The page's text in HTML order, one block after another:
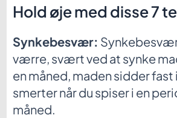
Hold øje med disse 7
Synkebesvær:
værre, svært ved at synke
en måned, maden sidder fast
smerter når du spiser i en
måned.